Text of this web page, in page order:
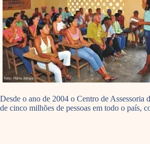
Desde o ano de 2004 o Centro de Assessoria
de cinco milhões de pessoas em todo o país,